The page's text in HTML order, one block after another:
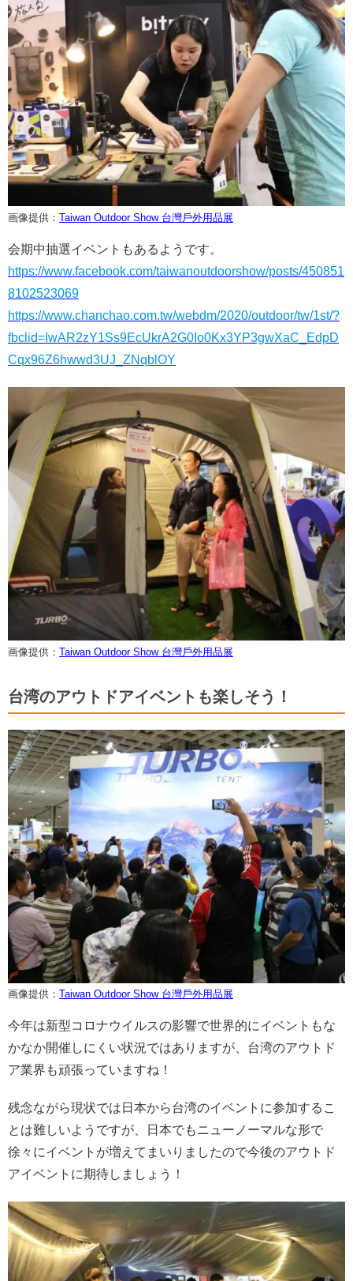
画像提供： Taiwan Outdoor Show 台灣戶外用品展
会期中抽選イベントもあるようです。
https://www.facebook.com/taiwanoutdoorshow/posts/450851
8102523069
https://www.chanchao.com.tw/webdm/2020/outdoor/tw/1st/?
fbclid=IwAR2zY1Ss9EcUkrA2G0Io0Kx3YP3gwXaC_EdpD
Cqx96Z6hwwd3UJ_ZNqblOY
画像提供： Taiwan Outdoor Show 台灣戶外用品展
台湾のアウトドアイベントも楽しそう！
画像提供： Taiwan Outdoor Show 台灣戶外用品展
今年は新型コロナウイルスの影響で世界的にイベントもな
かなか開催しにくい状況ではありますが、台湾のアウトド
ア業界も頑張っていますね！
残念ながら現状では日本から台湾のイベントに参加するこ
とは難しいようですが、日本でもニューノーマルな形で
徐々にイベントが増えてまいりましたので今後のアウトド
アイベントに期待しましょう！